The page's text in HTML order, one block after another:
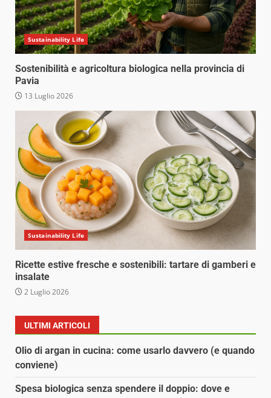
Sustainability Life
Sostenibilità e agricoltura biologica nella provincia di
Pavia
13 Luglio 2026
Sustainability Life
Ricette estive fresche e sostenibili: tartare di gamberi e
insalate
2 Luglio 2026
ULTIMI ARTICOLI
Olio di argan in cucina: come usarlo davvero (e quando
conviene)
Spesa biologica senza spendere il doppio: dove e